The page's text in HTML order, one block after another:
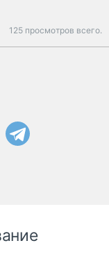
125 просмотров всего.